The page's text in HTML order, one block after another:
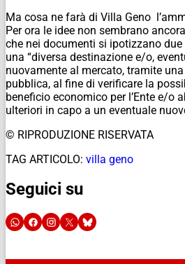
Ma cosa ne farà di Villa Geno
Per ora le idee non sembrano
che nei documenti si ipotizzano
una “diversa destinazione e/o,
nuovamente al mercato, tramite
pubblica, al fine di verificare la
beneficio economico per l’Ente e/o
ulteriori in capo a un eventuale
© RIPRODUZIONE RISERVATA
TAG ARTICOLO: villa geno
Seguici su